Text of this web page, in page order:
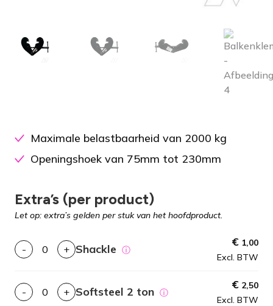
Maximale belastbaarheid van 2000 kg
Openingshoek van 75mm tot 230mm
Extra’s (per product)
Let op: extra’s gelden per stuk van het hoofdproduct.
- + Shackle ⓘ
€ 1,00
Excl. BTW
- + Softsteel 2 ton ⓘ
€ 2,50
Excl. BTW